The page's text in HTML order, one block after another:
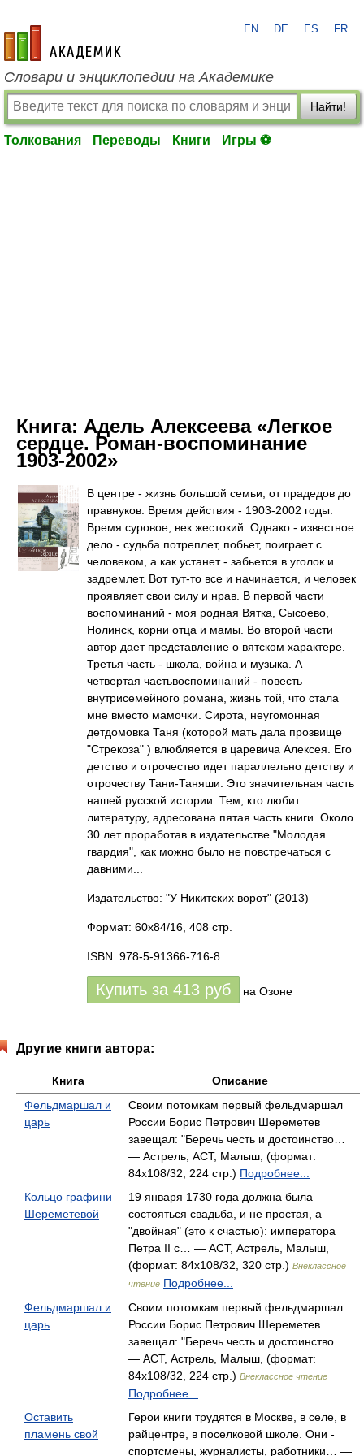
academic.ru
EN DE ES FR
Словари и энциклопедии на Академике
Найти!
Толкования Переводы Книги Игры ⚽
Книга: Адель Алексеева «Легкое
сердце. Роман-воспоминание
1903-2002»
В центре - жизнь большой семьи, от прадедов до
правнуков. Время действия - 1903-2002 годы.
Время суровое, век жестокий. Однако - известное
дело - судьба потреплет, побьет, поиграет с
человеком, а как устанет - забьется в уголок и
задремлет. Вот тут-то все и начинается, и человек
проявляет свои силу и нрав. В первой части
воспоминаний - моя родная Вятка, Сысоево,
Нолинск, корни отца и мамы. Во второй части
автор дает представление о вятском характере.
Третья часть - школа, война и музыка. А
четвертая частьвоспоминаний - повесть
внутрисемейного романа, жизнь той, что стала
мне вместо мамочки. Сирота, неугомонная
детдомовка Таня (которой мать дала прозвище
"Стрекоза" ) влюбляется в царевича Алексея. Его
детство и отрочество идет параллельно детству и
отрочеству Тани-Таняши. Это значительная часть
нашей русской истории. Тем, кто любит
литературу, адресована пятая часть книги. Около
30 лет проработав в издательстве "Молодая
гвардия", как можно было не повстречаться с
давними...
Издательство: "У Никитских ворот" (2013)
Формат: 60x84/16, 408 стр.
ISBN: 978-5-91366-716-8
Купить за 413 руб на Озоне
Другие книги автора:
Книга
Описание
Фельдмаршал и
царь
Своим потомкам первый фельдмаршал
России Борис Петрович Шереметев
завещал: "Беречь честь и достоинство…
— Астрель, АСТ, Малыш, (формат:
84x108/32, 224 стр.) Подробнее...
Кольцо графини
Шереметевой
19 января 1730 года должна была
состояться свадьба, и не простая, а
"двойная" (это к счастью): императора
Петра II с… — АСТ, Астрель, Малыш,
(формат: 84x108/32, 320 стр.) Внеклассное
чтение Подробнее...
Фельдмаршал и
царь
Своим потомкам первый фельдмаршал
России Борис Петрович Шереметев
завещал: "Беречь честь и достоинство…
— АСТ, Астрель, Малыш, (формат:
84x108/32, 224 стр.) Внеклассное чтение
Подробнее...
Оставить
пламень свой
Герои книги трудятся в Москве, в селе, в
райцентре, в поселковой школе. Они -
спортсмены, журналисты, работники… —